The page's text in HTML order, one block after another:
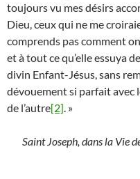
toujours vu mes désirs
Dieu, ceux qui ne me
comprends pas comment
et à tout ce qu’elle essuya
divin Enfant-Jésus, sans
dévouement si parfait avec
de l’autre[2]. »
Saint Joseph, dans la Vie